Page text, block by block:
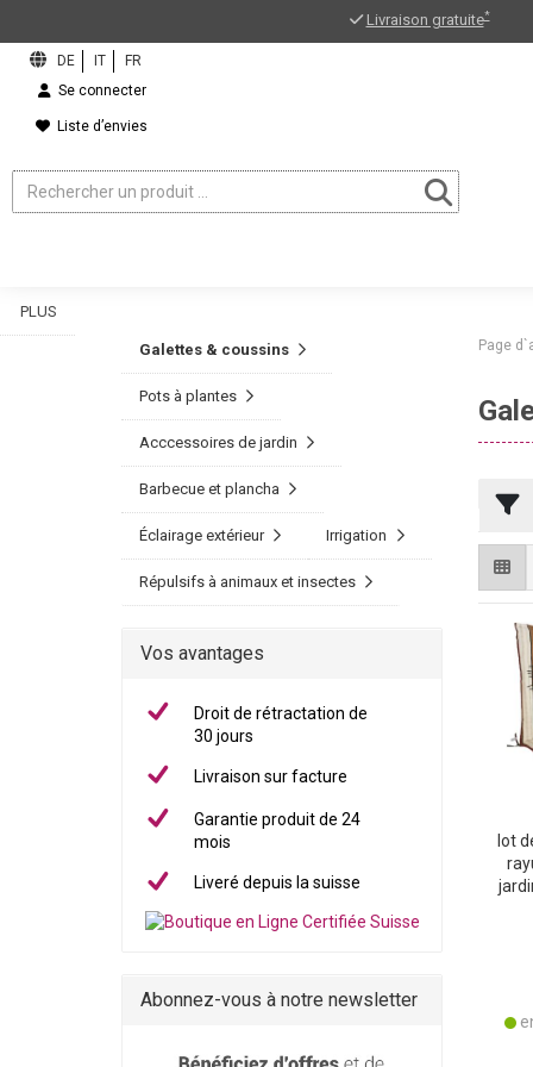
Livraison gratuite*
Se connecter
Liste d’envies
PLUS
Page
lot
Galettes & coussins
Pots à plantes
Acccessoires de jardin
Barbecue et plancha
Éclairage extérieur Irrigation
Répulsifs à animaux et insectes
Vos avantages
Droit de rétractation de
30 jours
Livraison sur facture
Garantie produit de 24
mois
Liveré depuis la suisse
Abonnez-vous à notre newsletter